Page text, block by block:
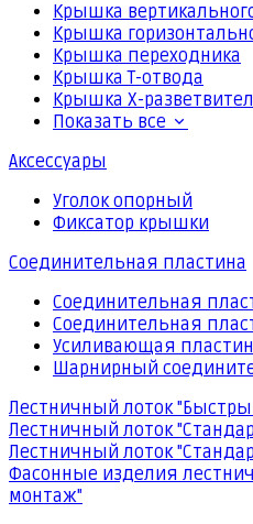
Крышка
Крышка
Крышка переходника
Крышка Т-отвода
Крышка Х-
Показать все
Аксессуары
Уголок опорный
Фиксатор крышки
Соединительная пластина
Соединительная
Соединительная
Усиливающая
Шарнирный
Лестничный лоток
Лестничный лоток
Лестничный лоток
Фасонные изделия
монтаж"